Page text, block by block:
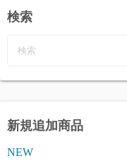
検索
新規追加商品
NEW